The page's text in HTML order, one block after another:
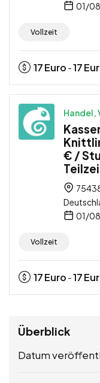
01/
Vollzeit
17Euro -17
Handel,
€ /
01/
Vollzeit
17Euro -17
Überblick
Datum